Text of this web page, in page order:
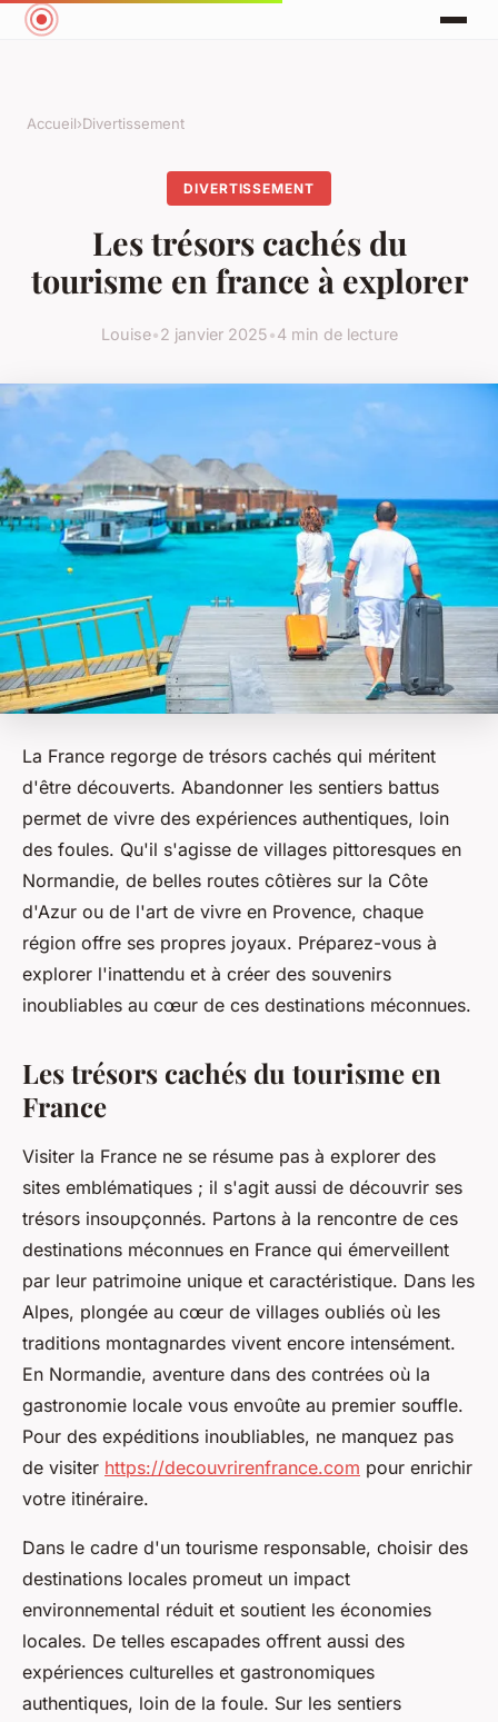
Accueil›Divertissement
DIVERTISSEMENT
Les trésors cachés du
tourisme en france à explorer
Louise•2 janvier 2025•4 min de lecture
La France regorge de trésors cachés qui méritent
d'être découverts. Abandonner les sentiers battus
permet de vivre des expériences authentiques, loin
des foules. Qu'il s'agisse de villages pittoresques en
Normandie, de belles routes côtières sur la Côte
d'Azur ou de l'art de vivre en Provence, chaque
région offre ses propres joyaux. Préparez-vous à
explorer l'inattendu et à créer des souvenirs
inoubliables au cœur de ces destinations méconnues.
Les trésors cachés du tourisme en
France
Visiter la France ne se résume pas à explorer des
sites emblématiques ; il s'agit aussi de découvrir ses
trésors insoupçonnés. Partons à la rencontre de ces
destinations méconnues en France qui émerveillent
par leur patrimoine unique et caractéristique. Dans les
Alpes, plongée au cœur de villages oubliés où les
traditions montagnardes vivent encore intensément.
En Normandie, aventure dans des contrées où la
gastronomie locale vous envoûte au premier souffle.
Pour des expéditions inoubliables, ne manquez pas
de visiter https://decouvrirenfrance.com pour enrichir
votre itinéraire.
Dans le cadre d'un tourisme responsable, choisir des
destinations locales promeut un impact
environnemental réduit et soutient les économies
locales. De telles escapades offrent aussi des
expériences culturelles et gastronomiques
authentiques, loin de la foule. Sur les sentiers